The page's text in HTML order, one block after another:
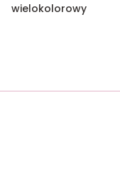
wielokolorowy